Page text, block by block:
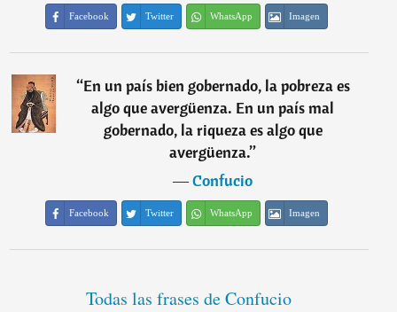
Facebook Twitter WhatsApp Imagen
“En un país bien gobernado, la pobreza es
algo que avergüenza. En un país mal
gobernado, la riqueza es algo que
avergüenza.”
―Confucio
Facebook Twitter WhatsApp Imagen
Todas las frases de Confucio